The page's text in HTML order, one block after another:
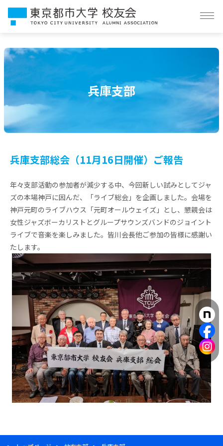
校友会とは
イベント情報
団体概要
支部・学科同窓会
会員向け情報
お問い合わせ
兵庫支部
兵庫支部総会（11月16日開催）ご報告
年々支部活動の参加者が減少する中、今回新しい試みとしてジャ
ズの本場神戸に因んだ、「ライブ総会」を企画しました。会場を
神戸元町のライブハウス「元町オールウェイズ」とし、懇親会は
女性ジャズボーカリストとグループサウンズバンドのジョイント
ライブで音楽を楽しみました。皆川会長他ご参加の皆様に感謝い
たします。